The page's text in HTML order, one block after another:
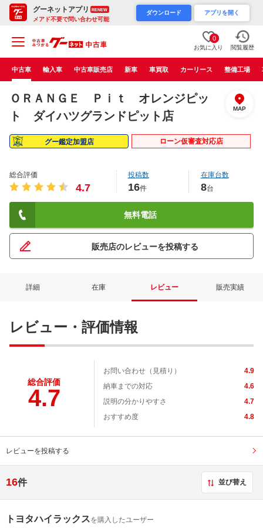
グーネットアプリ RENEW
メアド不要で問い合わせ可能
ダウンロード アプリを開く
0
お気に入り 閲覧履歴
中古車 輸入車 中古車販売店 新車 車買取 カーリース 整備工場
ＯＲＡＮＧＥ Ｐｉｔ オレンジピッ
ト ダイハツグランドピット店
MAP
グー鑑定加盟店 ローン仮審査対応店
総合評価
4.7
投稿数
16件
在庫台数
8台
無料電話
販売店のレビューを投稿する
詳細 在庫 レビュー 販売実績
レビュー・評価情報
総合評価
4.7
お問い合わせ（見積り）
4.9
納車までの対応
4.6
説明の分かりやすさ
4.7
おすすめ度
4.8
レビューを投稿する
16件 並び替え
トヨタハイラックスを購入したユーザー